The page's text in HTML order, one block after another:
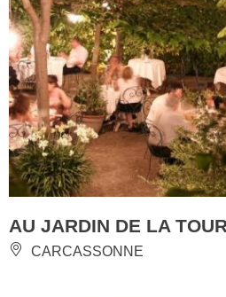
AU JARDIN DE LA TOUR
CARCASSONNE